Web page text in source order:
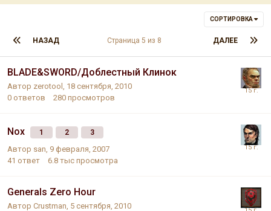
СОРТИРОВКА
НАЗАД ДАЛЕЕ
Страница 5 из 8
BLADE&SWORD/Доблестный Клинок
Автор zerotool 18 сентября, 2010
0 ответов 280 просмотров
Nox 1 2 3
Автор san 9 февраля, 2007
41 ответ 6.8 тыс просмотра
Generals Zero Hour
Автор Crustman 5 сентября, 2010